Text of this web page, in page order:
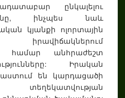
ընկալելու
ինչպես նաև
կյանքի ոլորտային
համար անհրաժեշտ
Իրական
են կարդացածի